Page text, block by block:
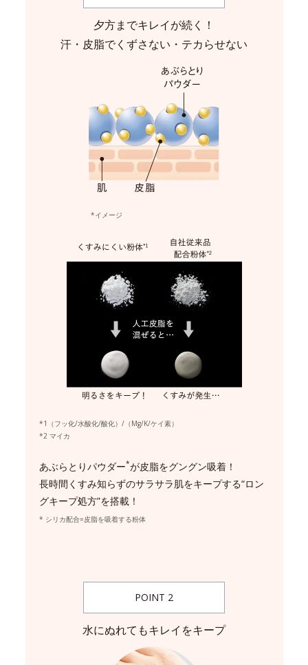
夕方までキレイが続く！
汗・皮脂でくずさない・テカらせない
*イメージ
*1（フッ化/水酸化/酸化）/（Mg/K/ケイ素）
*2 マイカ
あぶらとりパウダー*が皮脂をグングン吸着！
長時間くすみ知らずのサラサラ肌をキープする“ロン
グキープ処方”を搭載！
* シリカ配合=皮脂を吸着する粉体
POINT 2
水にぬれてもキレイをキープ